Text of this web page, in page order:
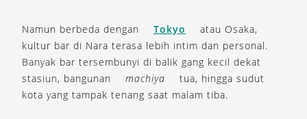
Namun berbeda dengan Tokyo
atau Osaka,
kultur bar di Nara terasa lebih intim dan personal.
Banyak bar tersembunyi di balik gang kecil dekat
stasiun, bangunan
machiya
tua, hingga sudut
kota yang tampak tenang saat malam tiba.